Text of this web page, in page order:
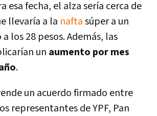
esa fecha, el alza serí­a cerca de
llevarí­a a la naftasúper a un
los 28 pesos. Además, las
un aumento por mes
.
un acuerdo firmado entre
representantes de YPF, Pan